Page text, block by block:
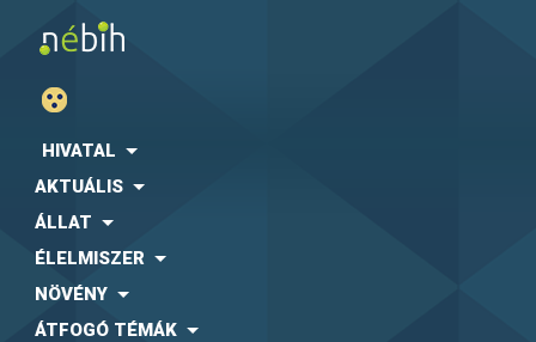
HIVATAL
AKTUÁLIS
ÁLLAT
ÉLELMISZER
NÖVÉNY
ÁTFOGÓ TÉMÁK